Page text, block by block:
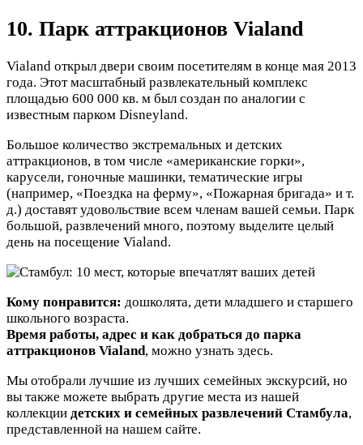
10. Парк аттракционов Vialand
Vialand открыл двери своим посетителям в конце мая 2013
года. Этот масштабный развлекательный комплекс
площадью 600 000 кв. м был создан по аналогии с
известным парком Disneyland.
Большое количество экстремальных и детских
аттракционов, в том числе «американские горки»,
карусели, гоночные машинки, тематические игры
(например, «Поездка на ферму», «Пожарная бригада» и т.
д.) доставят удовольствие всем членам вашей семьи. Парк
большой, развлечений много, поэтому выделите целый
день на посещение Vialand.
Кому понравится: дошколята, дети младшего и старшего
школьного возраста.
Время работы, адрес и как добраться до парка
аттракционов Vialand, можно узнать здесь.
Мы отобрали лучшие из лучших семейных экскурсий, но
вы также можете выбрать другие места из нашей
коллекции детских и семейных развлечений Стамбула,
представленной на нашем сайте.